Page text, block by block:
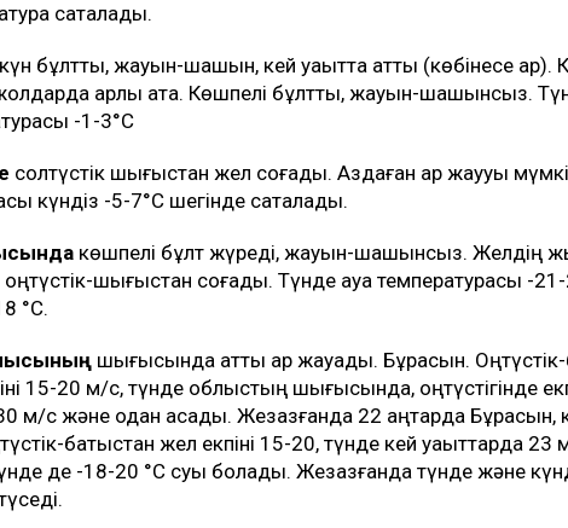
сақталады.
күн бұлтты, жауын-шашын, кей уақытта қатты (көбінесе қар).
қарлы қатқақ. Көшпелі бұлтты, жауын-шашынсыз.
-1-3°C
солтүстік шығыстан жел соғады. Аздаған қар жаууы
күндіз -5-7°C шегінде сақталады.
көшпелі бұлт жүреді, жауын-шашынсыз. Желдің
шығыстан соғады. Түнде ауа температурасы -21-
°C.
шығысында қатты қар жауады. Бұрқасын.
15-20 м/с, түнде облыстың шығысында, оңтүстігінде
м/с және одан асады. Жезқазғанда 22 қаңтарда Бұрқасын,
батыстан жел екпіні 15-20, түнде кей уақыттарда
де -18-20 °C суық болады. Жезқазғанда түнде және